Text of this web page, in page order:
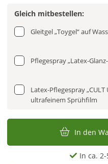
Gleich mitbestellen:
Gleitgel „Toygel“ auf
Pflegespray „Latex-
Latex-Pflegespray
ultrafeinem Sprühfilm
In den
In ca.